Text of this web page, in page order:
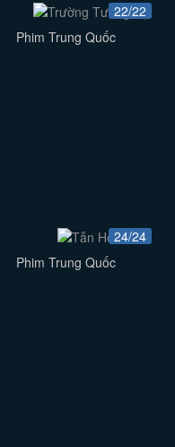
22/22
Phim Trung Quốc
24/24
Phim Trung Quốc